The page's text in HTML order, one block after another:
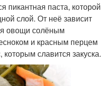
пикантная паста, которой
слой. От неё зависит
овощи солёным
и красным перцем
славится закуска.